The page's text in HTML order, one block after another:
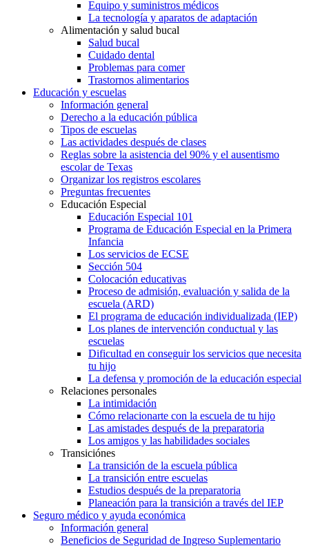
Equipo y suministros médicos
La tecnología y aparatos de adaptación
Alimentación y salud bucal
Salud bucal
Cuidado dental
Problemas para comer
Trastornos alimentarios
Educación y escuelas
Información general
Derecho a la educación pública
Tipos de escuelas
Las actividades después de clases
Reglas sobre la asistencia del 90% y el ausentismo
escolar de Texas
Organizar los registros escolares
Preguntas frecuentes
Educación Especial
Educación Especial 101
Programa de Educación Especial en la Primera
Infancia
Los servicios de ECSE
Sección 504
Colocación educativas
Proceso de admisión, evaluación y salida de la
escuela (ARD)
El programa de educación individualizada (IEP)
Los planes de intervención conductual y las
escuelas
Dificultad en conseguir los servicios que necesita
tu hijo
La defensa y promoción de la educación especial
Relaciones personales
La intimidación
Cómo relacionarte con la escuela de tu hijo
Las amistades después de la preparatoria
Los amigos y las habilidades sociales
Transiciónes
La transición de la escuela pública
La transición entre escuelas
Estudios después de la preparatoria
Planeación para la transición a través del IEP
Seguro médico y ayuda económica
Información general
Beneficios de Seguridad de Ingreso Suplementario